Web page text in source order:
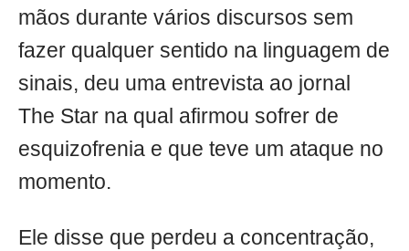
mãos durante vários discursos sem
fazer qualquer sentido na linguagem de
sinais, deu uma entrevista ao jornal
The Star na qual afirmou sofrer de
esquizofrenia e que teve um ataque no
momento.
Ele disse que perdeu a concentração,